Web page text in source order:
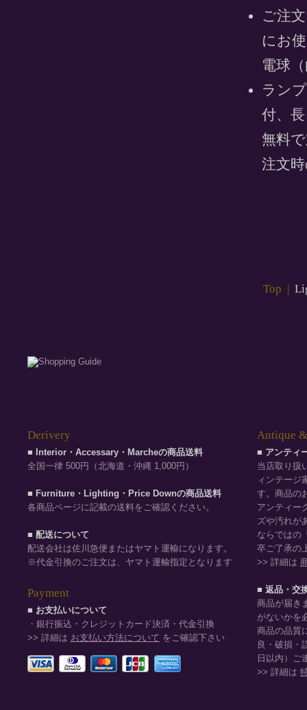
ご注
にお
電球
ラン
付、
無料
注文
Top |
Derivery
■ Interior・Accessary・Marcheの商品送料
全国一律 500円（北海道・沖縄 1,000円）
■ Furniture・Lighting・Price Downの商品送料
各商品ページに記載の送料をご確認ください。
■ 配送について
配送会社は佐川急便またはヤマト運輸になります。
※代金引換のご注文は、ヤマト運輸指定となります
Payment
■ お支払いについて
・銀行振込・クレジットカード決済・代金引換
>> 詳細は お支払い方法について をご確認下さい
Antique
■ アンティ
当店取り扱
ィンテージ
す。商品の
アンティー
ズや汚れが
ならではの
卒ご了承の
>> 詳細は
■ 返品・交
商品が届き
がないかを
商品の品質
良・破損・
日以内）ご
>> 詳細は